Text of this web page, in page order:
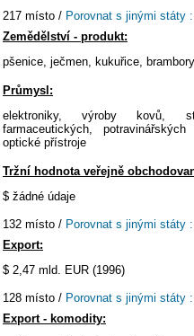
217 místo / Porovnat s jinými státy :
Zemědělství - produkt:
pšenice, ječmen, kukuřice,
Průmysl:
elektroniky, výroby kovů,
farmaceutických,
optické přístroje
Tržní hodnota veřejně
$ žádné údaje
132 místo / Porovnat s jinými státy :
Export:
$ 2,47 mld. EUR (1996)
128 místo / Porovnat s jinými státy :
Export - komodity: